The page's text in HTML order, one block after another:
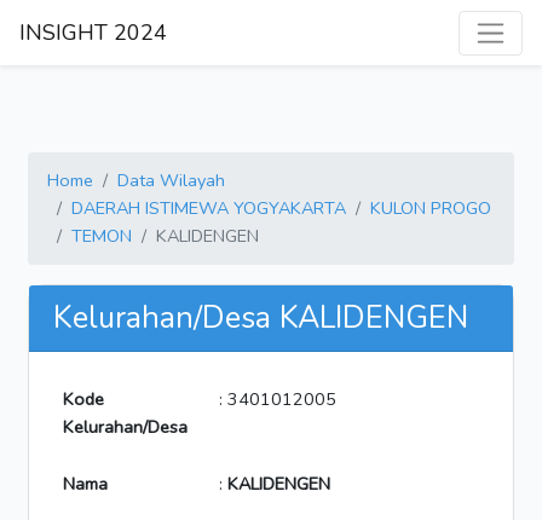
INSIGHT 2024
Home
Data Wilayah
DAERAH ISTIMEWA YOGYAKARTA
KULON PROGO
TEMON
KALIDENGEN
Kelurahan/Desa KALIDENGEN
Kode
Kelurahan/Desa
: 3401012005
Nama : KALIDENGEN